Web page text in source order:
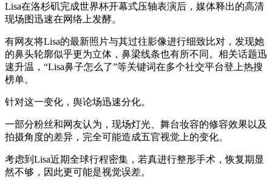
Lisa在洛杉矶完成世界杯开幕式压轴表演后，媒体释出的高清
现场图迅速在网络上发酵。
有网友将Lisa的最新照片与其过往影像进行细致比对，发现她
的鼻头轮廓似乎更为立体，鼻梁线条也有所不同。相关话题迅
速升温，“Lisa鼻子怎么了”等关键词在多个社交平台登上热搜
榜单。
针对这一变化，舆论场迅速分化。
一部分粉丝和网友认为，现场灯光、舞台妆容的修容效果以及
拍摄角度的差异，完全可能造成五官视觉上的变化。
考虑到Lisa近期全球行程密集，若真进行整形手术，恢复期显
然不够，因此更可能是视觉误差。